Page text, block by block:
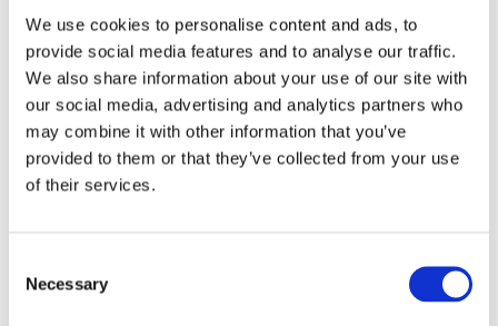
We use cookies to personalise content and ads, to
provide social media features and to analyse our traffic.
We also share information about your use of our site with
our social media, advertising and analytics partners who
may combine it with other information that you’ve
provided to them or that they’ve collected from your use
of their services.
Selection
Necessary
En stor andel av företagen har klarat sig bra och
många har fått den utlovade hjälpen. Dessutom har
endast en liten del av de 300 utlovade miljarderna
hittills använts. I slutet av januari hade 35 miljarder
utbetalts. Med den takten så räcker dessa pengar i 8
år. Förhoppningsvis skall inte krisen pågå för
företagen så länge. Däremot är det dags att hjälpa
de företagen som fortfarande inte fått hjälp. Det är
Med bästa småföretagarhälsningar